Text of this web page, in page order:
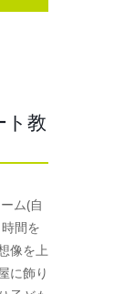
ト教
ム(自
間を
像を上
に飾り